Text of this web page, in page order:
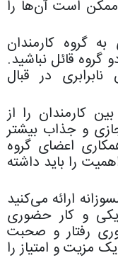
است آن‌ها را
گروه کارمندان
قائل نباشید.
در قبال
کارمندان را از
و جذاب بیشتر
اعضای گروه
را باید داشته
ارائه می‌کنید
و کار حضوری
رفتار و صحبت
مزیت و امتیاز را